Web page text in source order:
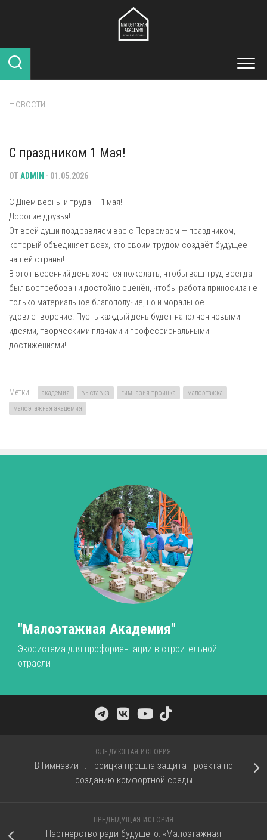
Новости
С праздником 1 Мая!
ОТADMIN · 01.05.2026
С Днём весны и труда — 1 мая!
Дорогие друзья!
От всей души поздравляем вас с Первомаем — праздником,
который объединяет всех, кто своим трудом создаёт будущее
нашей страны!
В этот весенний день хочется пожелать, чтобы ваш труд всегда
был востребован и достойно оценён, чтобы работа приносила не
только материальное благополучие, но и моральное
удовлетворение. Пусть каждый день будет наполнен новыми
идеями, творческими планами и профессиональными
достижениями!
Метки: академия выставка гимназия троицка
малоэтажка
малоэтажная академия
"Малоэтажная Академия"
Экосистема для профориентации в строительной
отрасли
СЛЕДУЮЩАЯ ИСТОРИЯ
В Гимназии г. Троицка прошла защита проекта по
созданию комфортной среды
ПРЕДЫДУЩАЯ ИСТОРИЯ
Партнёрство ради будущего: «Малоэтажная